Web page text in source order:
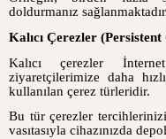
doldurmanız
Kalıcı Çerezler (Persistent
Kalıcı çerezler
ziyaretçilerimize daha
kullanılan çerez türleridir.
Bu tür çerezler tercihlerinizi
vasıtasıyla cihazınızda